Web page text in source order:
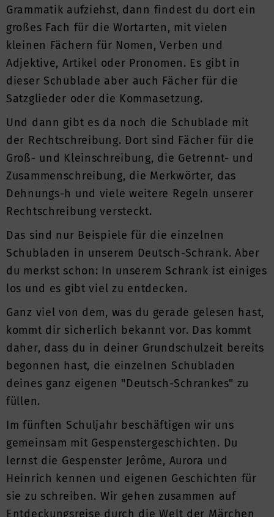
Grammatik aufziehst, dann findest du dort ein
großes Fach für die Wortarten, mit vielen
kleinen Fächern für Nomen, Verben und
Adjektive, Artikel oder Pronomen. Es gibt in
dieser Schublade aber auch Fächer für die
Satzglieder oder die Kommasetzung.
Und dann gibt es da noch die Schublade mit
der Rechtschreibung. Dort sind Fächer für die
Groß- und Kleinschreibung, die Getrennt- und
Zusammenschreibung, die Merkwörter, das
Dehnungs-h und viele weitere Regeln unserer
Rechtschreibung versteckt.
Das sind nur Beispiele für die einzelnen
Schubladen in unserem Deutsch-Schrank. Aber
du merkst schon: In unserem Schrank ist einiges
los und es gibt viel zu entdecken.
Ganz viel von dem, was du gerade gelesen hast,
kommt dir sicherlich bekannt vor. Das kommt
daher, dass du in deiner Grundschulzeit bereits
begonnen hast, die einzelnen Schubladen
deines ganz eigenen "Deutsch-Schrankes" zu
füllen.
Im fünften Schuljahr beschäftigen wir uns
gemeinsam mit Gespenstergeschichten. Du
lernst die Gespenster Jerôme, Aurora und
Heinrich kennen und eigenen Geschichten für
sie zu schreiben. Wir gehen zusammen auf
Entdeckungsreise durch die Welt der Märchen